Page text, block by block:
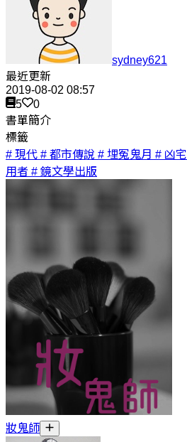
sydney621
最近更新
2019-08-02 08:57
5
0
書單簡介
標籤
# 現代 # 都市傳說 # 埋冤鬼月 # 凶宅
用者 # 鏡文學出版
妝鬼師